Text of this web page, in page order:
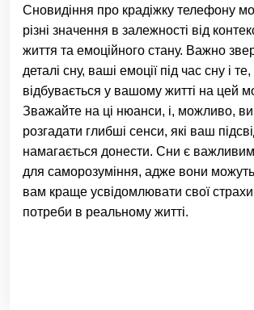
Сновидіння про крадіжку телефону
різні значення в залежності від
життя та емоційного стану. Важно
деталі сну, ваші емоції під час сну і
відбувається у вашому житті на цей
Зважайте на ці нюанси, і, можливо,
розгадати глибші сенси, які ваш
намагається донести. Сни є
для саморозуміння, адже вони
вам краще усвідомлювати свої
потреби в реальному житті.